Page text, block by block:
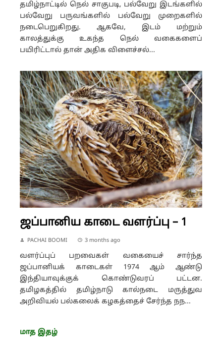
தமிழ்நாட்டில் நெல் சாகுபடி, பல்வேறு இடங்களில்
பல்வேறு பருவங்களில் பல்வேறு முறைகளில்
நடைபெறுகிறது. ஆகவே, இடம் மற்றும்
காலத்துக்கு உகந்த நெல் வகைகளைப்
பயிரிட்டால் தான் அதிக விளைச்சல்...
ஜப்பானிய காடை வளர்ப்பு – 1
PACHAI BOOMI 3 months ago
வளர்ப்புப் பறவைகள் வகையைச் சார்ந்த
ஜப்பானியக் காடைகள் 1974 ஆம் ஆண்டு
இந்தியாவுக்குக் கொண்டுவரப் பட்டன.
தமிழகத்தில் தமிழ்நாடு கால்நடை மருத்துவ
அறிவியல் பல்கலைக் கழகத்தைச் சேர்ந்த நந...
மாத இதழ்